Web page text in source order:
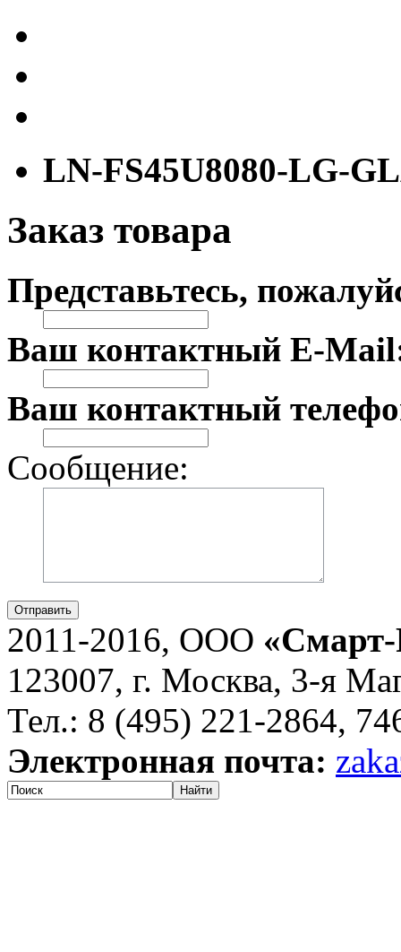
LN-FS45U8080-LG-
Заказ товара
Представьтесь,
Ваш контактный E-
Ваш контактный
Сообщение:
Отправить
2011-2016, ООО
123007, г. Москва, 3-я
Тел.: 8 (495) 221-2864,
Электронная почта:
Найти